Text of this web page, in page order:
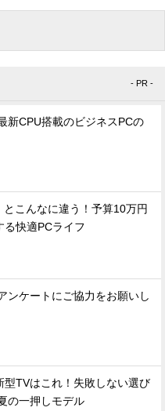
- PR -
新CPU搭載のビジネスPCの
とこんなに違う！予算10万円
る快適PCライフ
ンケートにご協力をお願いし
型TVはこれ！失敗しない選び
の一押しモデル